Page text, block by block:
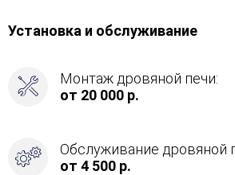
Установка и обслуживание
Монтаж дровяной печи:
от 20 000 р.
Обслуживание дровяной
от 4 500 р.